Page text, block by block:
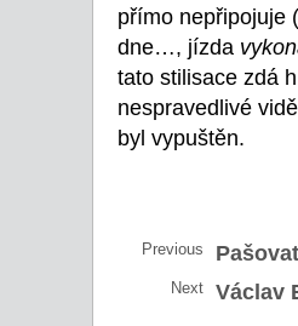
přímo nepřipojuje
dne…, jízda
tato stilisace zdá
nespravedlivé
byl vypuštěn.
Previous
Next Václav